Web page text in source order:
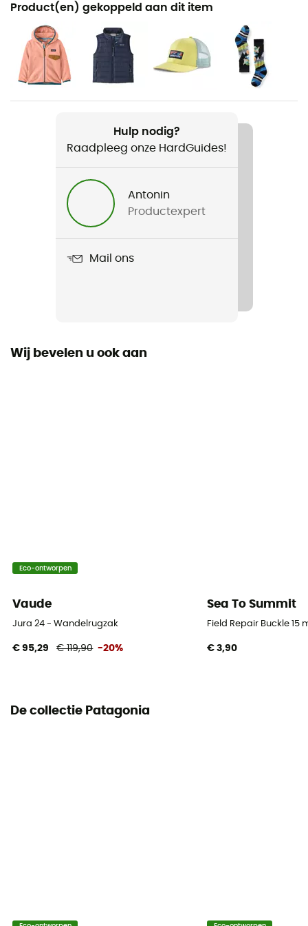
Wandelen / Trekking
Voor
Kinderen
Product
Fair Trade Certified™ / Gerecycleerd / PFC-Free
Product(en) gekoppeld aan dit item
Hulp nodig?
Raadpleeg onze HardGuides!
Antonin
Productexpert
Mail ons
Wij bevelen u ook aan
Eco-ontworpen
Vaude
Jura 24 - Wandelrugzak
€ 95,29 € 119,90 -20%
Sea To Summit
Field Repair Buckle 15
€ 3,90
De collectie Patagonia